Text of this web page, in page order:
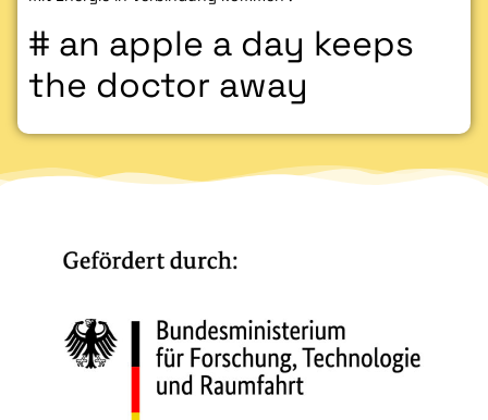
# an apple a day keeps
the doctor away